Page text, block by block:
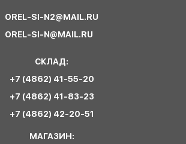
OREL-SI-N2@MAIL.RU
OREL-SI-N@MAIL.RU
СКЛАД:
+7 (4862) 41-55-20
+7 (4862) 41-83-23
+7 (4862) 42-20-51
МАГАЗИН: